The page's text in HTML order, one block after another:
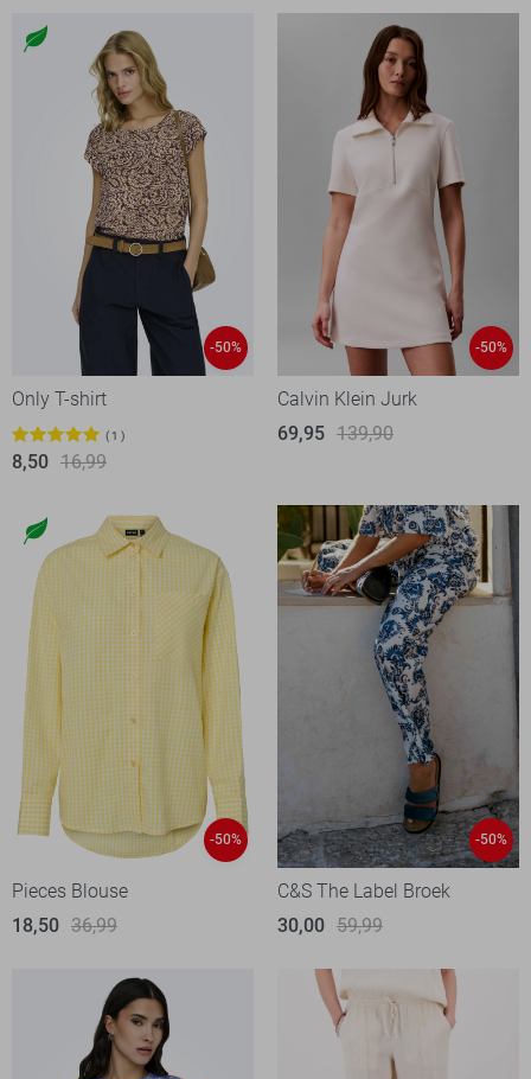
-50%
Only T-shirt
1
8,50 16,99
-50%
Calvin Klein Jurk
69,95 139,90
-50%
Pieces Blouse
18,50 36,99
-50%
C&S The Label Broek
30,00 59,99